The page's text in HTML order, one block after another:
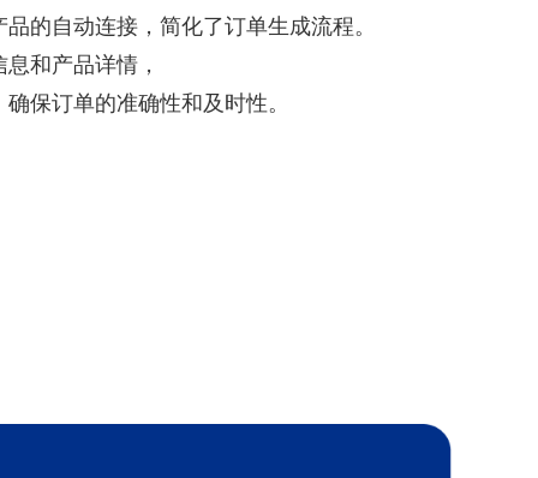
的自动连接，简化了订单生成流程。
和产品详情，
保订单的准确性和及时性。